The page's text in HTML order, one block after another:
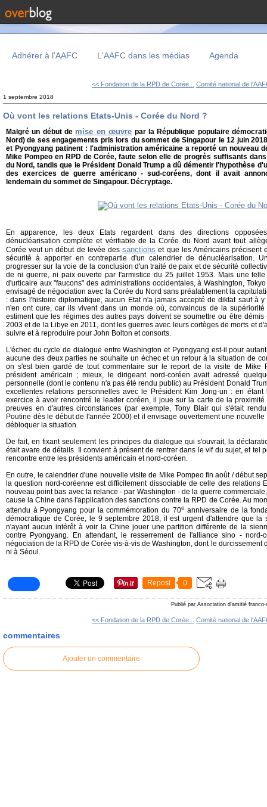
Adhérer à l'AAFC L'AAFC dans les médias Agenda
<< Fondation de la RPD de Corée... Comité national de
1 septembre 2018
Où vont les relations Etats-Unis - Corée du Nord ?
Malgré un début de mise en œuvre par la République populaire
Nord) de ses engagements pris lors du sommet de Singapour le 12 juin
et Pyongyang patinent : l'administration américaine a reporté un nouveau
Mike Pompeo en RPD de Corée, faute selon elle de progrès suffisants
du Nord, tandis que le Président Donald Trump a dû démentir l'hypothèse
des exercices de guerre américano - sud-coréens, dont il avait
lendemain du sommet de Singapour. Décryptage.
En apparence, les deux Etats regardent dans des directions
dénucléarisation complète et vérifiable de la Corée du Nord avant tout
Corée veut un début de levée dessanctions et que les Américains précisent
sécurité à apporter en contrepartie d'un calendrier de dénucléarisation.
progresser sur la voie de la conclusion d'un traité de paix et de sécurité
de ni guerre, ni paix ouverte par l'armistice du 25 juillet 1953. Mais une
d'urticaire aux "faucons" des administrations occidentales, à Washington,
envisagé de négociation avec la Corée du Nord sans préalablement la
: dans l'histoire diplomatique, aucun Etat n'a jamais accepté de diktat sauf à
n'en ont cure, car ils vivent dans un monde où, convaincus de la
estiment que les régimes des autres pays doivent se soumettre ou être
2003 et de la Libye en 2011, dont les guerres avec leurs cortèges de morts et
suivre et à reproduire pour John Bolton et consorts.
L'échec du cycle de dialogue entre Washington et Pyongyang est-il pour
aucune des deux parties ne souhaite un échec et un retour à la situation de
on s'est bien gardé de tout commentaire sur le report de la visite de Mike
président américain ; mieux, le dirigeant nord-coréen avait adressé
personnelle (dont le contenu n'a pas été rendu public) au Président Donald
excellentes relations personnelles avec le Président Kim Jong-un : en
exercice à avoir rencontré le leader coréen, il joue sur la carte de la
preuves en d'autres circonstances (par exemple, Tony Blair qui s'était
Poutine dès le début de l'année 2000) et il envisage ouvertement une
débloquer la situation.
De fait, en fixant seulement les principes du dialogue qui s'ouvrait, la
était avare de détails. Il convient à présent de rentrer dans le vif du sujet, et tel
rencontre entre les présidents américain et nord-coréen.
En outre, le calendrier d'une nouvelle visite de Mike Pompeo fin août / début
la question nord-coréenne est difficilement dissociable de celle des relations
nouveau point bas avec la relance - par Washington - de la guerre
cause la Chine dans l'application des sanctions contre la RPD de Corée. Au
attendu à Pyongyang pour la commémoration du 70e anniversaire de la
démocratique de Corée, le 9 septembre 2018, il est urgent d'attendre que la
n'ayant aucun intérêt à voir la Chine jouer une partition différente de la
contre Pyongyang. En attendant, le resserrement de l'alliance sino - nord-
négociation de la RPD de Corée vis-à-vis de Washington, dont le durcissement
ni à Séoul.
Repost 0
Publié par Association d'amitié franco-
<< Fondation de la RPD de Corée... Comité national de
commentaires
Ajouter un commentaire